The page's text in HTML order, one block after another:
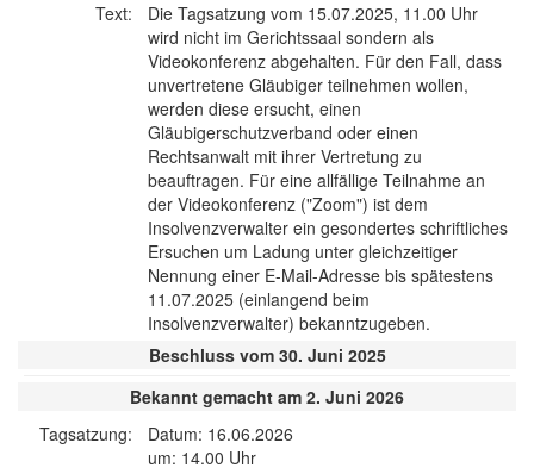
Text:
Die Tagsatzung vom 15.07.2025, 11.00 Uhr
wird nicht im Gerichtssaal sondern als
Videokonferenz abgehalten. Für den Fall, dass
unvertretene Gläubiger teilnehmen wollen,
werden diese ersucht, einen
Gläubigerschutzverband oder einen
Rechtsanwalt mit ihrer Vertretung zu
beauftragen. Für eine allfällige Teilnahme an
der Videokonferenz ("Zoom") ist dem
Insolvenzverwalter ein gesondertes schriftliches
Ersuchen um Ladung unter gleichzeitiger
Nennung einer E-Mail-Adresse bis spätestens
11.07.2025 (einlangend beim
Insolvenzverwalter) bekanntzugeben.
Beschluss vom 30. Juni 2025
Bekannt gemacht am 2. Juni 2026
Tagsatzung:
Datum: 16.06.2026
um: 14.00 Uhr